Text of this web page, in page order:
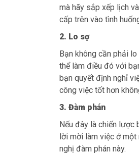
mà hãy sắp xếp lịch
cấp trên vào tình
2. Lo sợ
Bạn không cần phải
thể làm điều đó với
bạn quyết định nghỉ
công việc tốt hơn
3. Đàm phán
Nếu đây là chiến lược
lời mời làm việc ở
nghị đàm phán này.